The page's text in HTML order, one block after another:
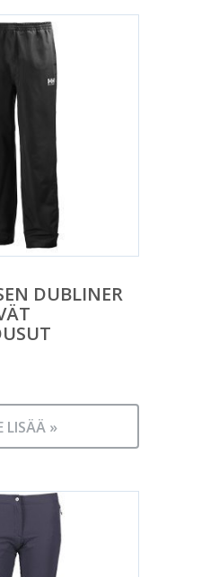
DUBLINER
LISÄÄ »